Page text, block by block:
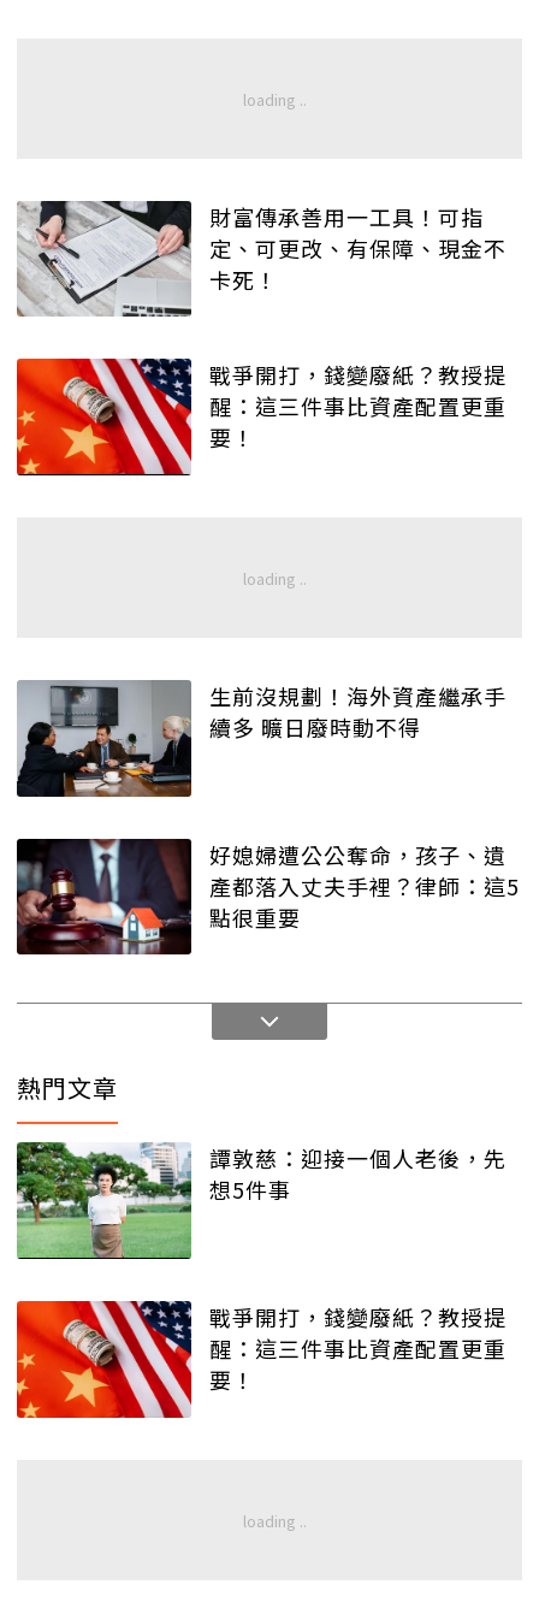
財富傳承善用一工具！可指
定、可更改、有保障、現金不
卡死！
戰爭開打，錢變廢紙？教授提
醒：這三件事比資產配置更重
要！
生前沒規劃！海外資產繼承手
續多 曠日廢時動不得
好媳婦遭公公奪命，孩子、遺
產都落入丈夫手裡？律師：這5
點很重要
熱門文章
譚敦慈：迎接一個人老後，先
想5件事
戰爭開打，錢變廢紙？教授提
醒：這三件事比資產配置更重
要！